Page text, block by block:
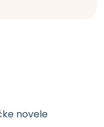
novele